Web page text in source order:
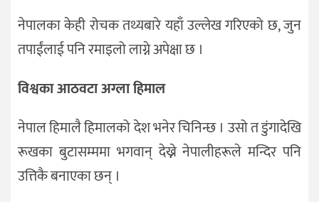
नेपालका केही रोचक तथ्यबारे यहाँ उल्लेख गरिएको छ, जुन
तपाईंलाई पनि रमाइलो लाग्ने अपेक्षा छ ।
विश्वका आठवटा अग्ला हिमाल
नेपाल हिमालै हिमालको देश भनेर चिनिन्छ । उसो त डुंगादेखि
रूखका बुटासम्ममा भगवान् देख्ने नेपालीहरूले मन्दिर पनि
उत्तिकै बनाएका छन् ।